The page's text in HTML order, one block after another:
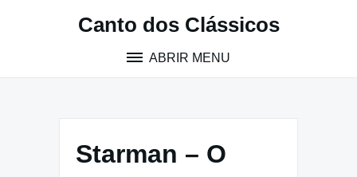
Canto dos Clássicos
ABRIR MENU
Starman – O